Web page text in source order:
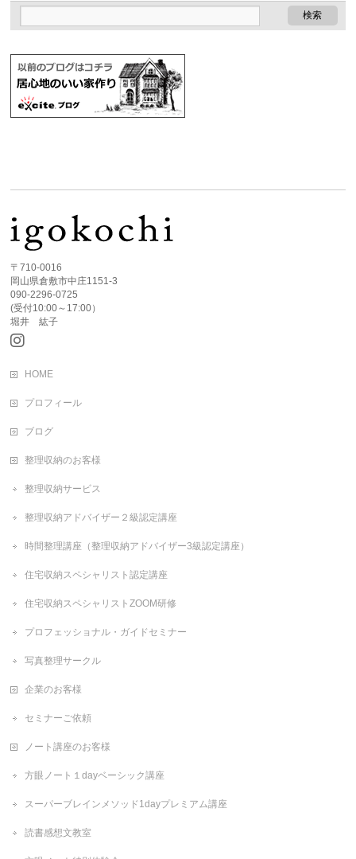
〒710-0016
岡山県倉敷市中庄1151-3
090-2296-0725
(受付10:00～17:00）
堀井 紘子
HOME
プロフィール
ブログ
整理収納のお客様
整理収納サービス
整理収納アドバイザー２級認定講座
時間整理講座（整理収納アドバイザー3級認定講座）
住宅収納スペシャリスト認定講座
住宅収納スペシャリストZOOM研修
プロフェッショナル・ガイドセミナー
写真整理サークル
企業のお客様
セミナーご依頼
ノート講座のお客様
方眼ノート１dayベーシック講座
スーパーブレインメソッド1dayプレミアム講座
読書感想文教室